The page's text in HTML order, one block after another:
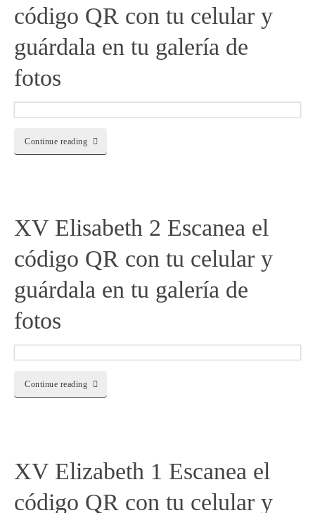
código QR con tu celular y
guárdala en tu galería de
fotos
Continue reading
XV Elisabeth 2 Escanea el
código QR con tu celular y
guárdala en tu galería de
fotos
Continue reading
XV Elizabeth 1 Escanea el
código QR con tu celular y